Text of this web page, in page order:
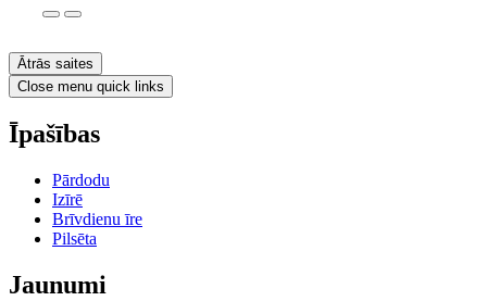
Ātrās saites
Close menu quick links
Īpašības
Pārdodu
Izīrē
Brīvdienu īre
Pilsēta
Jaunumi